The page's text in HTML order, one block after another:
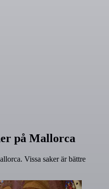
på Mallorca
Vissa saker är bättre